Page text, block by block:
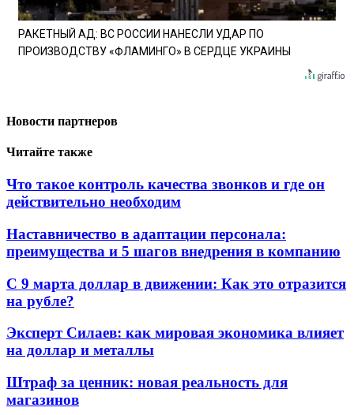
РАКЕТНЫЙ АД: ВС РОССИИ НАНЕСЛИ УДАР ПО
ПРОИЗВОДСТВУ «ФЛАМИНГО» В СЕРДЦЕ УКРАИНЫ
Новости партнеров
Читайте также
Что такое контроль качества звонков и где он
действительно необходим
Наставничество в адаптации персонала:
преимущества и 5 шагов внедрения в компанию
С 9 марта доллар в движении: Как это отразится
на рубле?
Эксперт Силаев: как мировая экономика влияет
на доллар и металлы
Штраф за ценник: новая реальность для
магазинов